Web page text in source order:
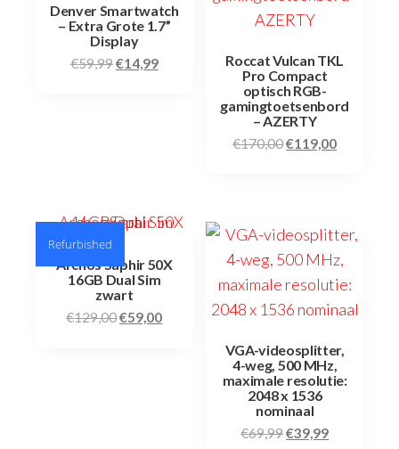
Denver Smartwatch
– Extra Grote 1.7”
Display
€59,99€14,99
Roccat Vulcan TKL
Pro Compact
optisch RGB-
gamingtoetsenbord
– AZERTY
€170,00€119,00
Refurbished
Archos Saphir 50X
16GB Dual Sim
zwart
€129,00€59,00
VGA-videosplitter,
4-weg, 500 MHz,
maximale resolutie:
2048 x 1536
nominaal
€69,99€39,99